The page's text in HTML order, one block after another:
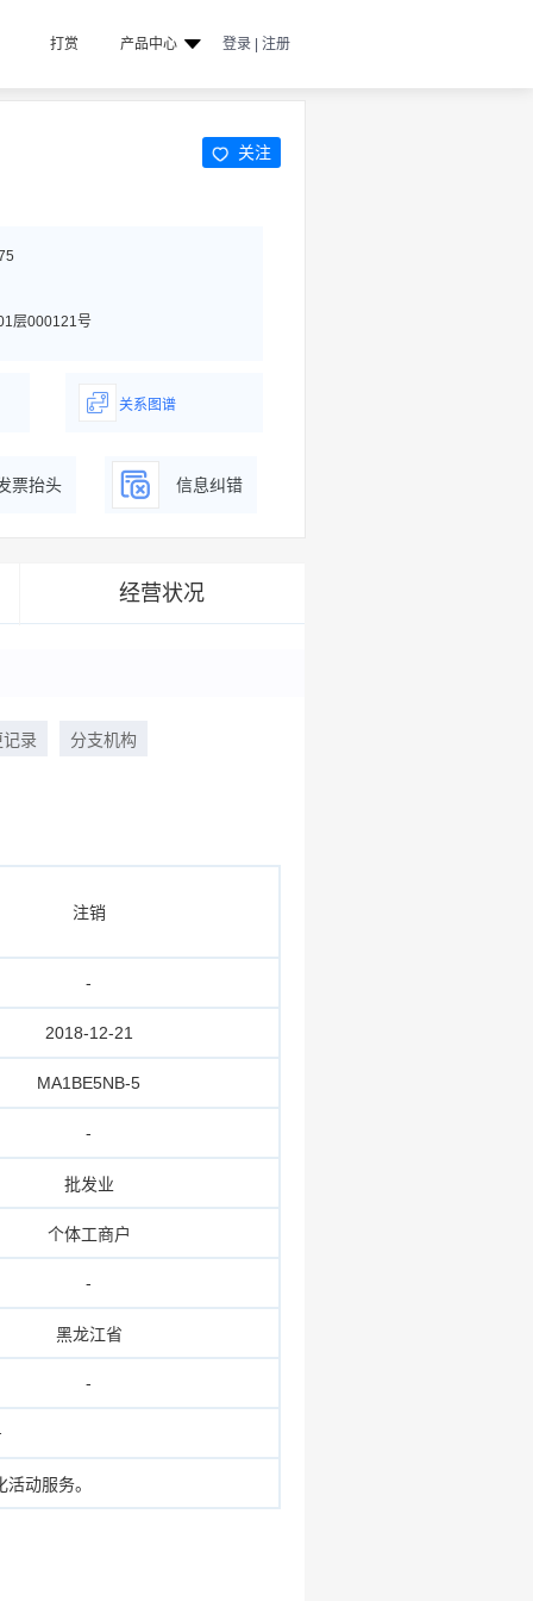
打赏 产品中心 登录 | 注册
关注
层000121号
关系图谱
票抬头 信息纠错
经营状况
录 分支机构
注销
-
2018-12-21
MA1BE5NB-5
-
批发业
个体工商户
-
黑龙江省
-
动服务。